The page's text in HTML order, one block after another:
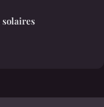
solaires